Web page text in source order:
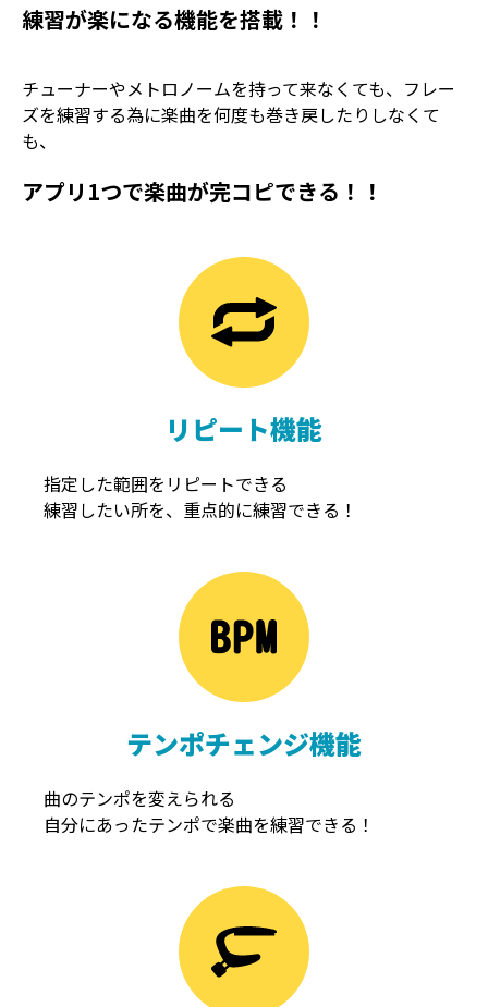
練習が楽になる機能を搭載！！
チューナーやメトロノームを持って来なくても、フレー
ズを練習する為に楽曲を何度も巻き戻したりしなくて
も、
アプリ1つで楽曲が完コピできる！！
リピート機能
指定した範囲をリピートできる
練習したい所を、重点的に練習できる！
テンポチェンジ機能
曲のテンポを変えられる
自分にあったテンポで楽曲を練習できる！